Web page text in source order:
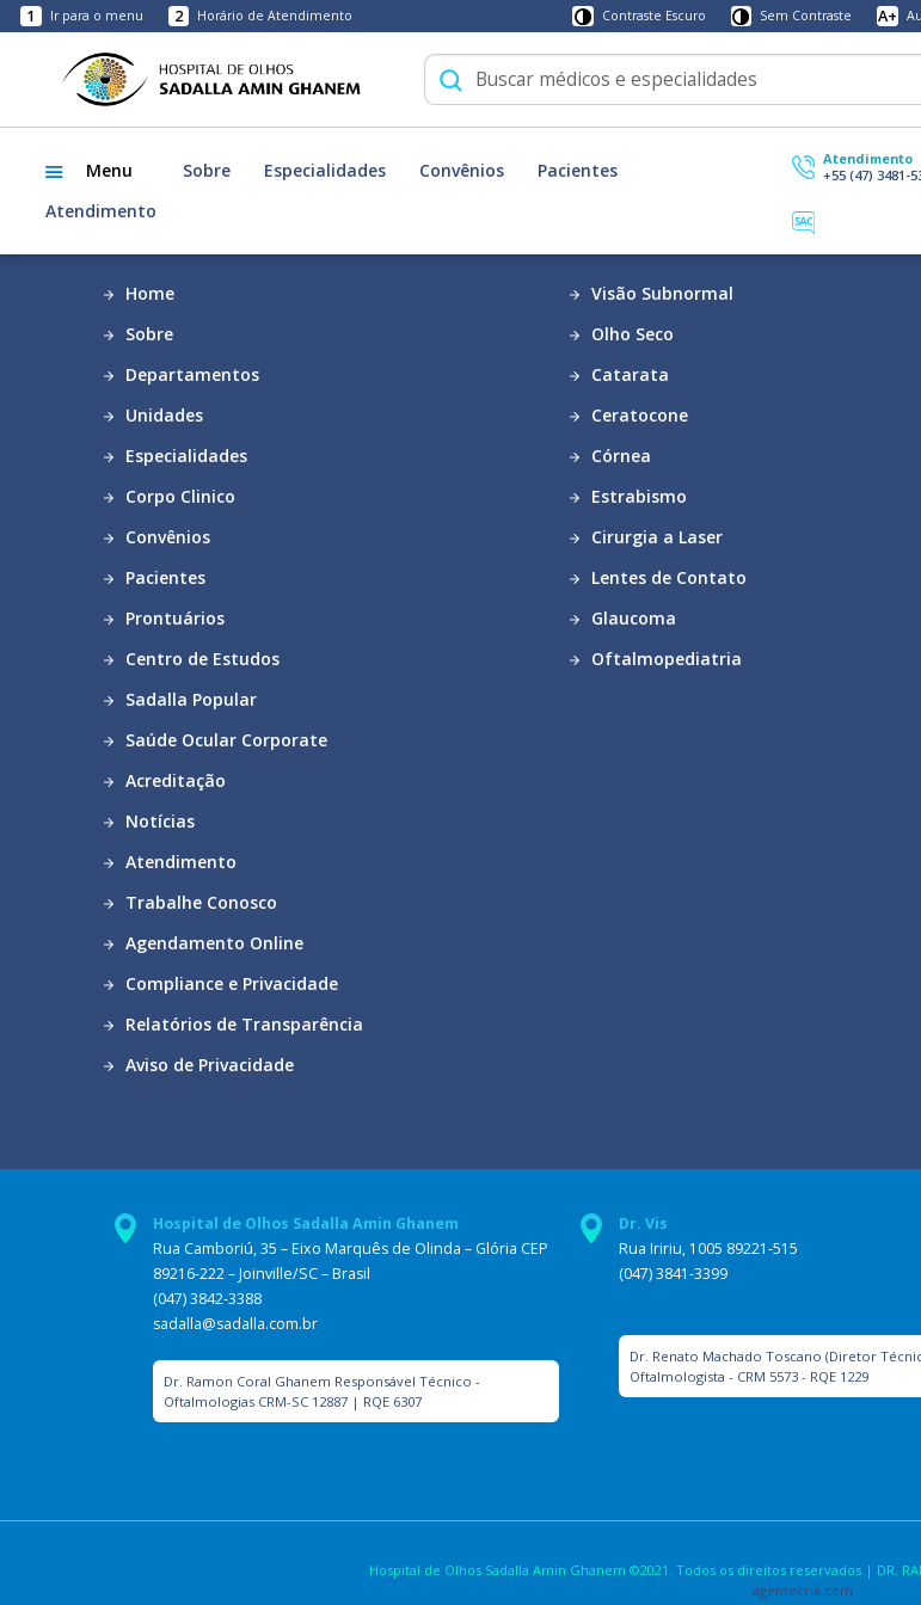
1 Ir para o menu 2 Horário de Atendimento Contraste Escuro Sem Contraste A+
Menu Sobre Especialidades Convênios
Pacientes
Atendimento
Atendimento
+55 (47) 3481-
Home
Sobre
Departamentos
Unidades
Especialidades
Corpo Clinico
Convênios
Pacientes
Prontuários
Centro de Estudos
Sadalla Popular
Saúde Ocular Corporate
Acreditação
Notícias
Atendimento
Trabalhe Conosco
Agendamento Online
Compliance e Privacidade
Relatórios de Transparência
Aviso de Privacidade
Visão Subnormal
Olho Seco
Catarata
Ceratocone
Córnea
Estrabismo
Cirurgia a Laser
Lentes de Contato
Glaucoma
Oftalmopediatria
Hospital de Olhos Sadalla Amin Ghanem
Rua Camboriú, 35 – Eixo Marquês de Olinda – Glória CEP
89216-222 – Joinville/SC – Brasil
(047) 3842-3388
sadalla@sadalla.com.br
Dr. Ramon Coral Ghanem Responsável Técnico -
Oftalmologias CRM-SC 12887 | RQE 6307
Dr. Vis
Rua Iririu, 1005 89221-515
(047) 3841-3399
Dr. Renato Machado Toscano (Diretor
Oftalmologista - CRM 5573 - RQE 1229
Hospital de Olhos Sadalla Amin Ghanem ©2021. Todos os direitos reservados | DR.
agentecria.com